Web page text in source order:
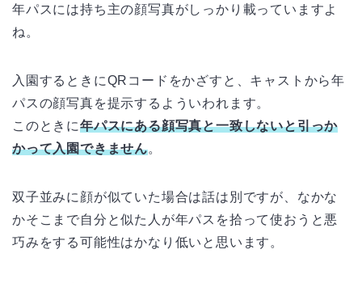
年パスには持ち主の顔写真がしっかり載っていますよ
ね。
入園するときにQRコードをかざすと、キャストから年
パスの顔写真を提示するよういわれます。
このときに年パスにある顔写真と一致しないと引っか
かって入園できません。
双子並みに顔が似ていた場合は話は別ですが、なかな
かそこまで自分と似た人が年パスを拾って使おうと悪
巧みをする可能性はかなり低いと思います。